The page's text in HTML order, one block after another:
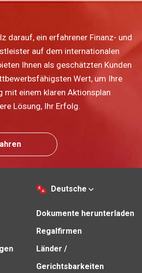
darauf, ein erfahrener Finanz- und
auf dem internationalen
Ihnen als geschätzten Kunden
Wert, um Ihre
mit einem klaren Aktionsplan
Lösung, Ihr Erfolg.
Deutsche
Dokumente herunterladen
Regalfirmen
Länder /
Gerichtsbarkeiten